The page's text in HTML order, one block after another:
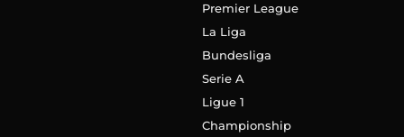
Premier League
La Liga
Bundesliga
Serie A
Ligue 1
Championship